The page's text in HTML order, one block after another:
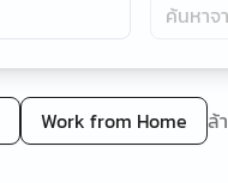
Work from Home ล้